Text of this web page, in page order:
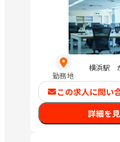
勤務地
横浜駅
この求人に問い
詳細を